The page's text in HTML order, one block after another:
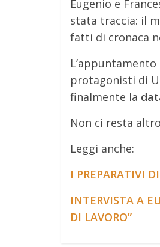
Eugenio e
stata traccia: il
fatti di cronaca
protagonisti di
finalmente la
Non ci resta
Leggi anche:
I PREPARATIVI
INTERVISTA A
DI LAVORO”